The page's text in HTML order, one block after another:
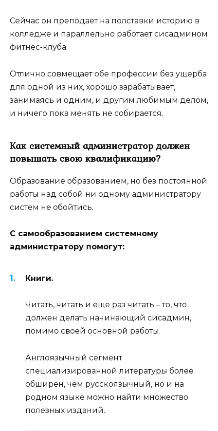
Сейчас он преподает на полставки историю в
колледже и параллельно работает сисадмином
фитнес-клуба.
Отлично совмещает обе профессии без ущерба
для одной из них, хорошо зарабатывает,
занимаясь и одним, и другим любимым делом,
и ничего пока менять не собирается.
Как системный администратор должен
повышать свою квалификацию?
Образование образованием, но без постоянной
работы над собой ни одному администратору
систем не обойтись.
С самообразованием системному
администратору помогут:
Книги.
Читать, читать и еще раз читать – то, что
должен делать начинающий сисадмин,
помимо своей основной работы.
Англоязычный сегмент
специализированной литературы более
обширен, чем русскоязычный, но и на
родном языке можно найти множество
полезных изданий.